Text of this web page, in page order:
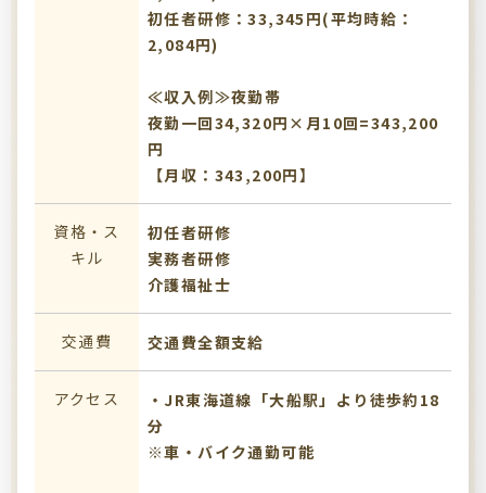
初任者研修：33,345円(平均時給：
2,084円)
≪収入例≫夜勤帯
夜勤一回34,320円×月10回=343,200
円
【月収：343,200円】
資格・ス
キル
初任者研修
実務者研修
介護福祉士
交通費 交通費全額支給
アクセス
・JR東海道線「大船駅」より徒歩約18
分
※車・バイク通勤可能